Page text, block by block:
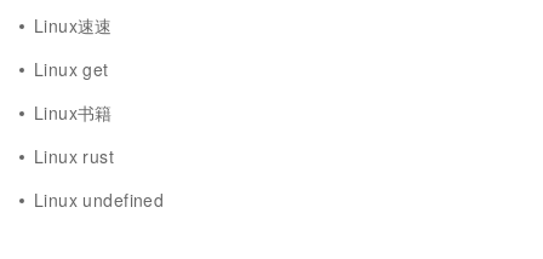
Linux速速
Linux get
Linux书籍
Linux rust
Linux undefined